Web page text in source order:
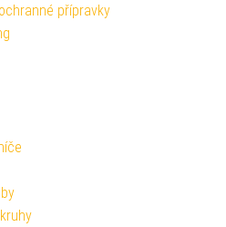
přípravky